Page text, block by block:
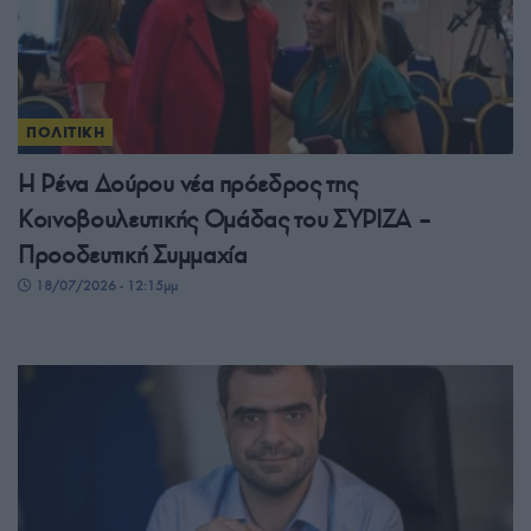
ΠΟΛΙΤΙΚΗ
Η Ρένα Δούρου νέα πρόεδρος της
Κοινοβουλευτικής Ομάδας του ΣΥΡΙΖΑ –
Προοδευτική Συμμαχία
18/07/2026 - 12:15μμ